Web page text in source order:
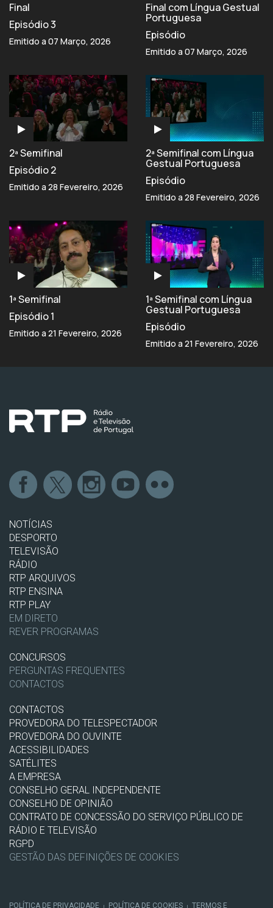
Final
Episódio 3
Emitido a 07 Março, 2026
Final com Língua Gestual
Portuguesa
Episódio
Emitido a 07 Março, 2026
2ª Semifinal
Episódio 2
Emitido a 28 Fevereiro, 2026
2ª Semifinal com Língua
Gestual Portuguesa
Episódio
Emitido a 28 Fevereiro, 2026
1ª Semifinal
Episódio 1
Emitido a 21 Fevereiro, 2026
1ª Semifinal com Língua
Gestual Portuguesa
Episódio
Emitido a 21 Fevereiro, 2026
NOTÍCIAS
DESPORTO
TELEVISÃO
RÁDIO
RTP ARQUIVOS
RTP ENSINA
RTP PLAY
EM DIRETO
REVER PROGRAMAS
CONCURSOS
PERGUNTAS FREQUENTES
CONTACTOS
CONTACTOS
PROVEDORA DO TELESPECTADOR
PROVEDORA DO OUVINTE
ACESSIBILIDADES
SATÉLITES
A EMPRESA
CONSELHO GERAL INDEPENDENTE
CONSELHO DE OPINIÃO
CONTRATO DE CONCESSÃO DO SERVIÇO PÚBLICO DE
RÁDIO E TELEVISÃO
RGPD
GESTÃO DAS DEFINIÇÕES DE COOKIES
POLÍTICA DE PRIVACIDADE | POLÍTICA DE COOKIES | TERMOS E